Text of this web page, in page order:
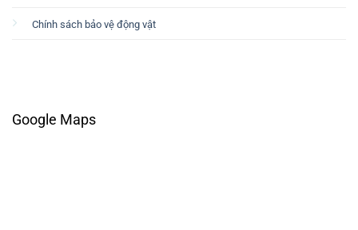
Chính sách bảo vệ động vật
Google Maps